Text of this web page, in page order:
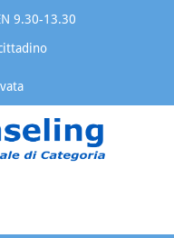
9.30-13.30